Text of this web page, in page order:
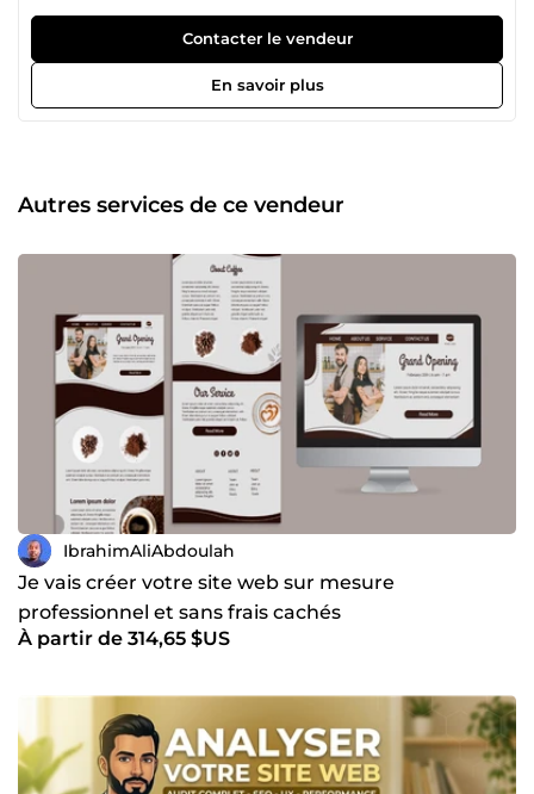
croissance. Selon vos besoins, je réalise pour vous : Un site
vitrine professionnel : Idéal pour valoriser votre expertise,
asseoir votre crédibilité et rassurer vos futurs clients. Un
site de génération de leads : Une structure optimisée pour
capter l'attention de vos visiteurs et maximiser vos
technique englobe également : 🔄 La migration de sites :
Le transfert sécurisé de vos plateformes sans perte de
production maîtrisée, avec hébergement stable et
sécurisation HTTPS. Grâce à ma double compétence Dev +
SEO et mon sens du détail, je vous livre un outil véloce,
visible sur Google et prêt à servir.
Contacter le vendeur
En savoir plus
Autres services de ce vendeur
IbrahimAliAbdoulah
Je vais créer votre site web sur mesure
professionnel et sans frais cachés
À partir de 314,65 $US